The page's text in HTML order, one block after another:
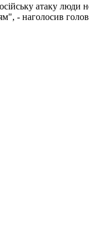
атаку люди
- наголосив